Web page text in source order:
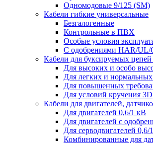
Одномодовые 9/125 (SM)
Кабели гибкие универсальные
Безгалогенные
Контрольные в ПВХ
Особые условия
С одобрениями HAR/UL/
Кабели для буксируемых
Для высоких и особо
Для легких и
Для повышенных
Для условий кручения 3D
Кабели для двигателей,
Для двигателей 0,6/1 кВ
Для двигателей с
Для серводвигателей 0,6/
Комбинированные для